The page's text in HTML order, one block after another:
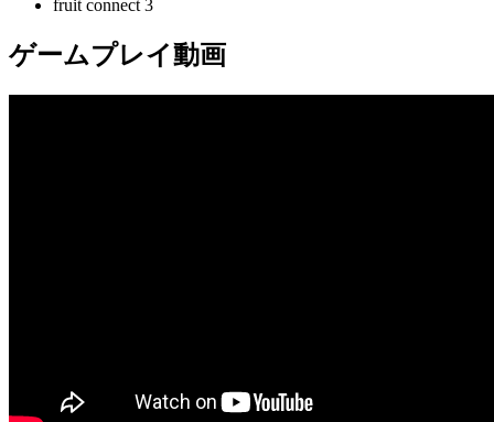
fruit connect 3
ゲームプレイ動画